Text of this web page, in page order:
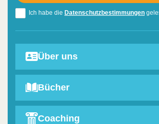
Ich habe die Datenschutzbestimmungen
Über uns
Bücher
Coaching